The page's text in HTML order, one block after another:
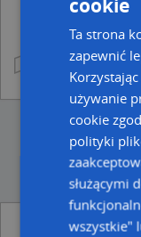
cookie
Ta strona
zapewnić
używanie
cookie
polityki
służącymi
wszystkie"